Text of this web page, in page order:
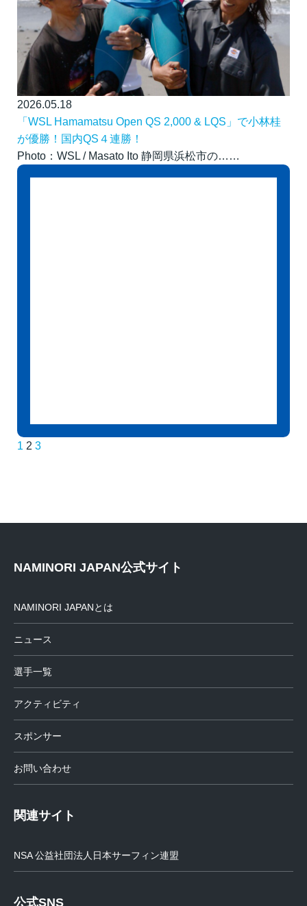
2026.05.18
「WSL Hamamatsu Open QS 2,000 & LQS」で小林桂
が優勝！国内QS４連勝！
Photo：WSL / Masato Ito 静岡県浜松市の……
投
ペ
ジ
送
り
1 2 3
NAMINORI JAPAN公式サイト
NAMINORI JAPANとは
ニュース
選手一覧
アクティビティ
スポンサー
お問い合わせ
関連サイト
NSA 公益社団法人日本サーフィン連盟
公式SNS